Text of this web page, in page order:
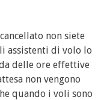
non siete
assistenti di volo lo
delle ore effettive
non vengono
quando i voli sono